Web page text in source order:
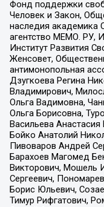
Фонд поддержки
Человек и Закон,
наследия академика
агентство МЕМО. РУ,
Институт Развития
Женсовет,
антимонопольная
Дзугкоева Регина
Владимирович,
Ольга Вадимовна,
Ольга Борисовна,
Васильева Анастасия
Бойко Анатолий
Пивоваров Андрей
Барахоев Магомед
Викторович, Мошель
Сергеевич,
Борис Юльевич,
Тимур Рифгатович,